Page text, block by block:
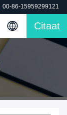
00-86-15959299121
Citaat